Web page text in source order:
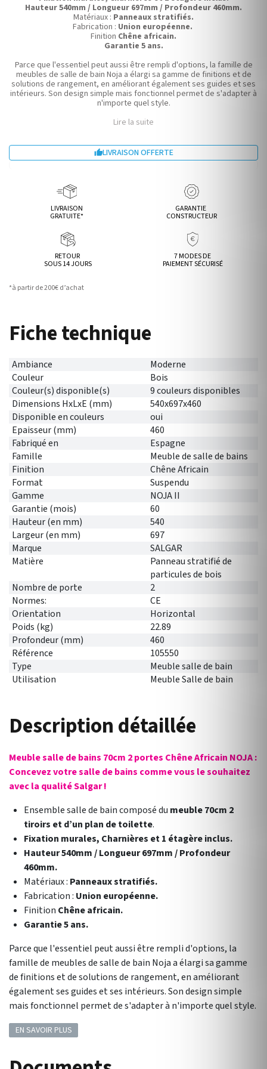
Hauteur 540mm / Longueur 697mm / Profondeur 460mm.
Matériaux : Panneaux stratifiés.
Fabrication : Union européenne.
Finition Chêne africain.
Garantie 5 ans.
Parce que l'essentiel peut aussi être rempli d'options, la famille de
meubles de salle de bain Noja a élargi sa gamme de finitions et de
solutions de rangement, en améliorant également ses guides et ses
intérieurs. Son design simple mais fonctionnel permet de s'adapter à
n'importe quel style.
Lire la suite
LIVRAISON OFFERTE
LIVRAISON
GRATUITE*
GARANTIE
CONSTRUCTEUR
RETOUR
SOUS 14 JOURS
7 MODES DE
PAIEMENT SÉCURISÉ
*à partir de 200€ d’achat
Fiche technique
Ambiance
Moderne
Couleur
Bois
Couleur(s) disponible(s)
9 couleurs disponibles
Dimensions HxLxE (mm)
540x697x460
Disponible en couleurs
oui
Epaisseur (mm)
460
Fabriqué en
Espagne
Famille
Meuble de salle de bains
Finition
Chêne Africain
Format
Suspendu
Gamme
NOJA II
Garantie (mois)
60
Hauteur (en mm)
540
Largeur (en mm)
697
Marque
SALGAR
Matière
Panneau stratifié de
particules de bois
Nombre de porte
2
Normes:
CE
Orientation
Horizontal
Poids (kg)
22.89
Profondeur (mm)
460
Référence
105550
Type
Meuble salle de bain
Utilisation
Meuble Salle de bain
Description détaillée
Meuble salle de bains 70cm 2 portes Chêne Africain NOJA :
Concevez votre salle de bains comme vous le souhaitez
avec la qualité Salgar !
Ensemble salle de bain composé du meuble 70cm 2
tiroirs et d’un plan de toilette.
Fixation murales, Charnières et 1 étagère inclus.
Hauteur 540mm / Longueur 697mm / Profondeur
460mm.
Matériaux : Panneaux stratifiés.
Fabrication : Union européenne.
Finition Chêne africain.
Garantie 5 ans.
Parce que l'essentiel peut aussi être rempli d'options, la
famille de meubles de salle de bain Noja a élargi sa gamme
de finitions et de solutions de rangement, en améliorant
également ses guides et ses intérieurs. Son design simple
mais fonctionnel permet de s'adapter à n'importe quel style.
EN SAVOIR PLUS